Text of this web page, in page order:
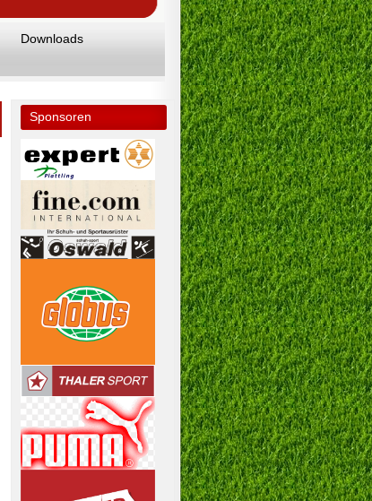
Downloads
Sponsoren